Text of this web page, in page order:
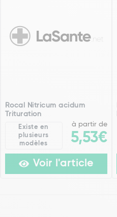
Rocal Nitricum acidum
Trituration
Existe en
plusieurs
modèles
à partir de
5,53€
Voir l'article